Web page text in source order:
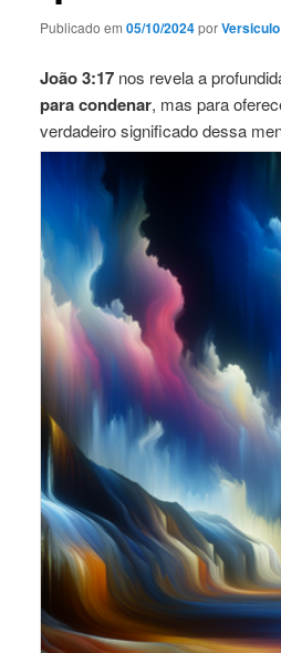
Publicado em 05/10/2024porVersiculo
João 3:17nos revela a
para condenar, mas para
verdadeiro significado dessa